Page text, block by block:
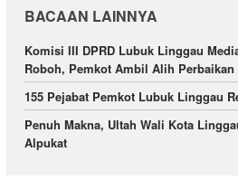
BACAAN LAINNYA
Komisi III DPRD Lubuk Linggau
Roboh, Pemkot Ambil Alih Perbaikan
155 Pejabat Pemkot Lubuk Linggau
Penuh Makna, Ultah Wali Kota
Alpukat